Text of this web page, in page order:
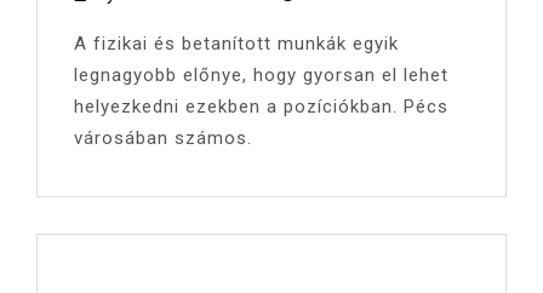
A fizikai és betanított munkák egyik
legnagyobb előnye, hogy gyorsan el lehet
helyezkedni ezekben a pozíciókban. Pécs
városában számos.